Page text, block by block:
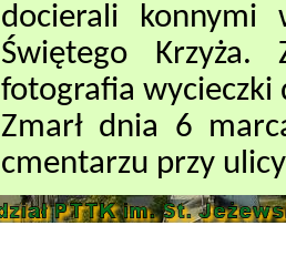
docierali konnymi
Świętego Krzyża.
fotografia wycieczki
Zmarł dnia 6
cmentarzu przy